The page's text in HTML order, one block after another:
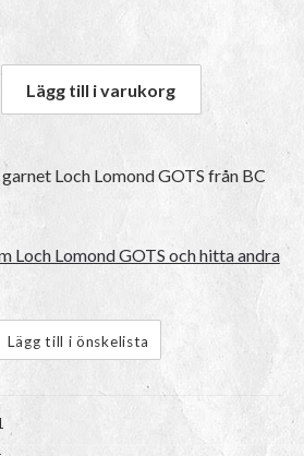
Lomond GOTS | 16 Night blue
Lägg till i varukorg
Loch Lomond GOTS från BC
Loch Lomond GOTS och hitta andra
Lägg till i önskelista